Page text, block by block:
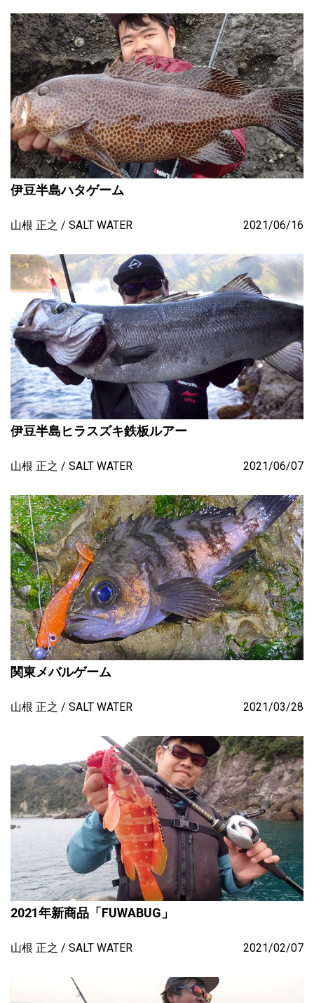
伊豆半島ハタゲーム
山根 正之 SALT WATER 2021/06/16
伊豆半島ヒラスズキ鉄板ルアー
山根 正之 SALT WATER 2021/06/07
関東メバルゲーム
山根 正之 SALT WATER 2021/03/28
2021年新商品「FUWABUG」
山根 正之 SALT WATER 2021/02/07